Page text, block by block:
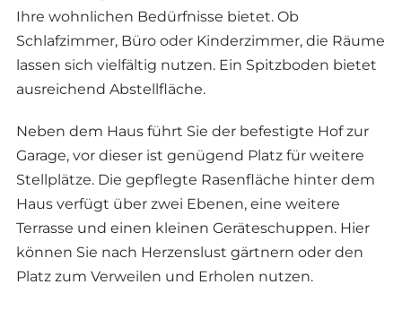
Ihre wohnlichen Bedürfnisse bietet. Ob
Schlafzimmer, Büro oder Kinderzimmer, die Räume
lassen sich vielfältig nutzen. Ein Spitzboden bietet
ausreichend Abstellfläche.
Neben dem Haus führt Sie der befestigte Hof zur
Garage, vor dieser ist genügend Platz für weitere
Stellplätze. Die gepflegte Rasenfläche hinter dem
Haus verfügt über zwei Ebenen, eine weitere
Terrasse und einen kleinen Geräteschuppen. Hier
können Sie nach Herzenslust gärtnern oder den
Platz zum Verweilen und Erholen nutzen.